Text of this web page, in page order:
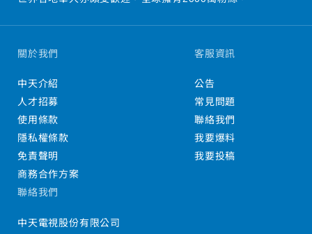
關於我們
中天介紹
人才招募
使用條款
隱私權條款
免責聲明
商務合作方案
客服資訊
公告
常見問題
聯絡我們
我要爆料
我要投稿
聯絡我們
中天電視股份有限公司